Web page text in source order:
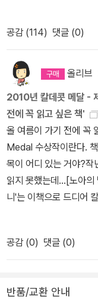
son(그림) ☆ The
[2008]* 칼데콧 아너 * Henry's Freedom Box: A True Story f
rom the
(그림) First the Egg : Laura Vaccaro Seeger The Wall: Grow
ing Up Behind the Iron
oo: A Case of
e in the Night :
[2009]* 칼데콧 아너 * A Couple of Boys Have the Best We
ek Ever : Marla Frazee How I Learned Geography :
evitz A River of Words: The Story of William Carlos William
s : Jen Bryant/
e: Jerry Pinkney[2010]* 칼데콧
보여준다. 사자가 도서
가니에 빠질지도 모른다
서 쫓겨나 슬픈눈으로
이 알고 가장 많이 읽어
책이다.그간 보아온 많
듯!사자가 정말 내친구
그림만으로도 행복을 느
성을 존중해 주는 친구
가장 사자와 신나게 노
림책이다.
고 있다가 '아, 칼데콧
수상작이 그 해의 최고
책이 아닐 수도 있지만,
을 아이들에게 읽어주
될 수 있으니까.한국말
볼까? 그것도 아니라면
된다.칼데콧 상이 어린
가와 작품에 수상되는
상의 대상은 미국에서
책에 한정되니까.그래서
상을 받지 못한다. 존 버
이먼드 브릭스와헬린 옥
등 모두모두 .... 그 대
의 그림책 상에 대해선
보면서 차례차례 페이
공감 (114) 댓글 (0)
올리브
2010년 칼데콧 메달 -
전에 꼭 읽고 싶은 책'
올 여름이 가기 전에 꼭
Medal 수상작이란다.
목이 어디 있는 거야?작
읽지 못했는데...[노아
니'는 이책으로 드디어
가물가물, 지난 번에 만
다. ㅎㅎ사자와 생쥐 제
림책이라고 한다. 그래
들 역시 잘 알 수 있겠
공감 (0) 댓글 (0)
반품/교환 안내